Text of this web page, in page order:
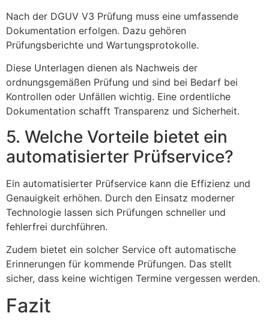
Nach der DGUV V3 Prüfung muss eine umfassende
Dokumentation erfolgen. Dazu gehören
Prüfungsberichte und Wartungsprotokolle.
Diese Unterlagen dienen als Nachweis der
ordnungsgemäßen Prüfung und sind bei Bedarf bei
Kontrollen oder Unfällen wichtig. Eine ordentliche
Dokumentation schafft Transparenz und Sicherheit.
5. Welche Vorteile bietet ein
automatisierter Prüfservice?
Ein automatisierter Prüfservice kann die Effizienz und
Genauigkeit erhöhen. Durch den Einsatz moderner
Technologie lassen sich Prüfungen schneller und
fehlerfrei durchführen.
Zudem bietet ein solcher Service oft automatische
Erinnerungen für kommende Prüfungen. Das stellt
sicher, dass keine wichtigen Termine vergessen werden.
Fazit